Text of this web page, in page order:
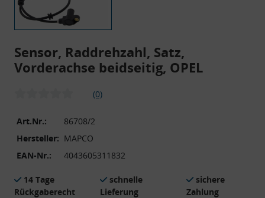
Sensor, Raddrehzahl, Satz,
Vorderachse beidseitig, OPEL
(0)
Art.Nr.:
86708/2
Hersteller: MAPCO
EAN-Nr.:
4043605311832
14 Tage
Rückgaberecht
schnelle
Lieferung
sichere
Zahlung